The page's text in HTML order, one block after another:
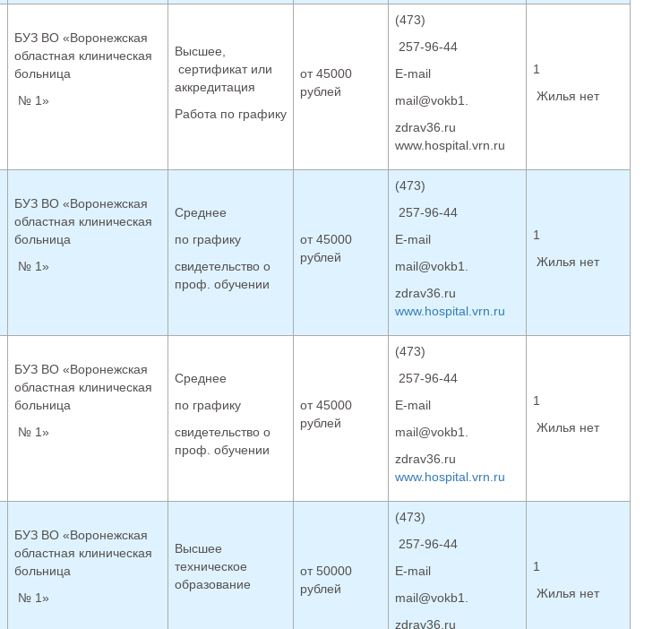
БУЗ ВО «Воронежская
областная клиническая
больница
№ 1»
Высшее,
сертификат или
аккредитация
Работа по графику
от 45000
рублей
(473)
257-96-44
Е-mail
mail@vokb1.
zdrav36.ru
www.hospital.vrn.ru
1
Жилья нет
БУЗ ВО «Воронежская
областная клиническая
больница
№ 1»
Среднее
по графику
свидетельство о
проф. обучении
от 45000
рублей
(473)
257-96-44
Е-mail
mail@vokb1.
zdrav36.ru
www.hospital.vrn.ru
1
Жилья нет
БУЗ ВО «Воронежская
областная клиническая
больница
№ 1»
Среднее
по графику
свидетельство о
проф. обучении
от 45000
рублей
(473)
257-96-44
Е-mail
mail@vokb1.
zdrav36.ru
www.hospital.vrn.ru
1
Жилья нет
БУЗ ВО «Воронежская
областная клиническая
больница
№ 1»
Высшее
техническое
образование
от 50000
рублей
(473)
257-96-44
Е-mail
mail@vokb1.
zdrav36.ru
1
Жилья нет